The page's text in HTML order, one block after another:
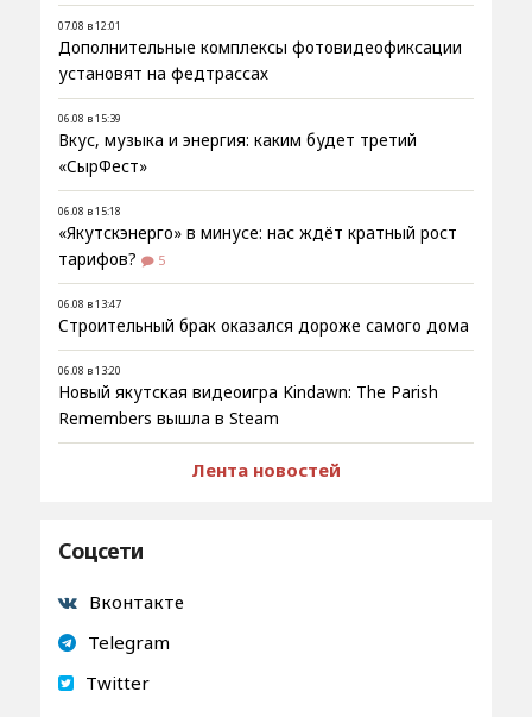
07.08 в 12:01
Дополнительные комплексы фотовидеофиксации
установят на федтрассах
06.08 в 15:39
Вкус, музыка и энергия: каким будет третий
«СырФест»
06.08 в 15:18
«Якутскэнерго» в минусе: нас ждёт кратный рост
тарифов?
5
06.08 в 13:47
Строительный брак оказался дороже самого дома
06.08 в 13:20
Новый якутская видеоигра Kindawn: The Parish
Remembers вышла в Steam
Лента новостей
Соцсети
Вконтакте
Telegram
Twitter